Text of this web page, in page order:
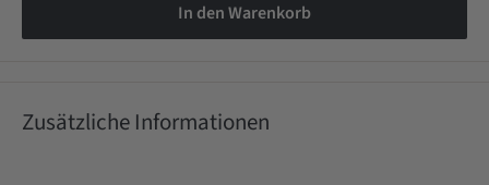
In den Warenkorb
Zusätzliche Informationen